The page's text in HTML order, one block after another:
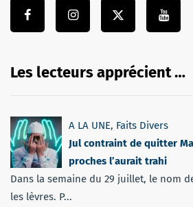
Les lecteurs apprécient …
A LA UNE, Faits Divers
Jul contraint de quitter
proches l’aurait trahi
Dans la semaine du 29 juillet, le nom
les lèvres. P...